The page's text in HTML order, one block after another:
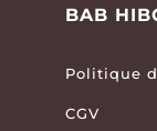
BAB
Politique
CGV